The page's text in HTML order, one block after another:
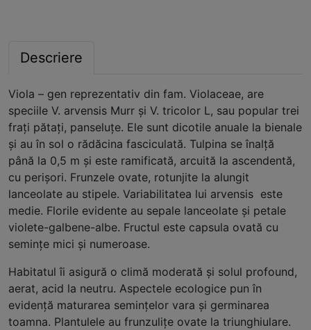
Descriere
Viola – gen reprezentativ din fam. Violaceae, are
speciile V. arvensis Murr şi V. tricolor L, sau popular trei
fraţi pătaţi, panseluţe. Ele sunt dicotile anuale la bienale
şi au în sol o rădăcina fasciculată. Tulpina se înalţă
până la 0,5 m şi este ramificată, arcuită la ascendentă,
cu perişori. Frunzele ovate, rotunjite la alungit
lanceolate au stipele. Variabilitatea lui arvensis este
medie. Florile evidente au sepale lanceolate şi petale
violete-galbene-albe. Fructul este capsula ovată cu
seminţe mici şi numeroase.
Habitatul îi asigură o climă moderată şi solul profound,
aerat, acid la neutru. Aspectele ecologice pun în
evidenţă maturarea seminţelor vara şi germinarea
toamna. Plantulele au frunzuliţe ovate la triunghiulare.